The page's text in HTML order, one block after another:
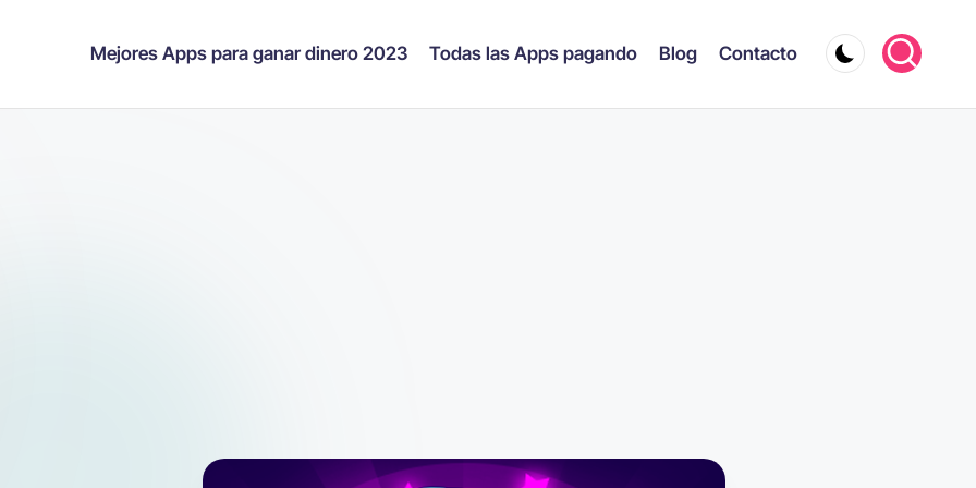
Mejores Apps para ganar dinero 2023 Todas las Apps pagando Blog Contacto